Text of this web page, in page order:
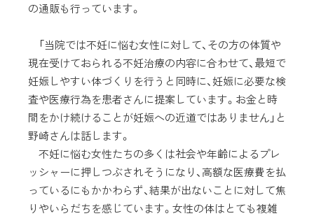
の通販も行っています。
「当院では不妊に悩む女性に対して、その方の体質や
現在受けておられる不妊治療の内容に合わせて、最短で
妊娠しやすい体づくりを行うと同時に、妊娠に必要な検
査や医療行為を患者さんに提案しています。お金と時
間をかけ続けることが妊娠への近道ではありません」と
野崎さんは話します。
不妊に悩む女性たちの多くは社会や年齢によるプレ
ッシャーに押しつぶされそうになり、高額な医療費を払
っているにもかかわらず、結果が出ないことに対して焦
りやいらだちを感じています。女性の体はとても複雑